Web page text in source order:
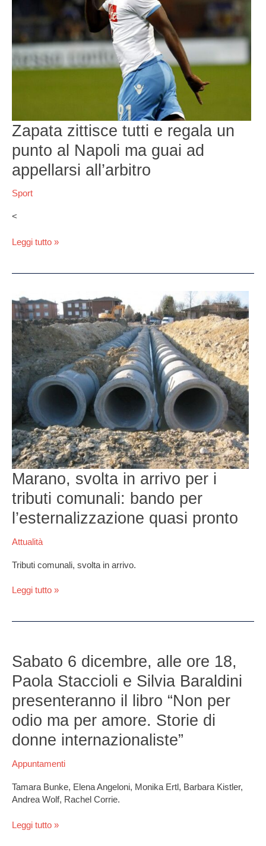
Zapata zittisce tutti e regala un
punto al Napoli ma guai ad
appellarsi all’arbitro
Sport
<
Napoli
guai
Leggi tutto »
Marano, svolta in arrivo per i
tributi comunali: bando per
l’esternalizzazione quasi pronto
Attualità
Tributi comunali, svolta in arrivo.
Marano,
svolta
in
arrivo
per
tributi
comunali:
bando
l’esternalizzazione
quasi
pronto
Leggi tutto »
Sabato 6 dicembre, alle ore 18,
Paola Staccioli e Silvia Baraldini
presenteranno il libro “Non per
odio ma per amore. Storie di
donne internazionaliste”
Appuntamenti
Tamara Bunke, Elena Angeloni, Monika Ertl, Barbara Kistler,
Andrea Wolf, Rachel Corrie.
6
dicembre,
alle
18,
Paola
Staccioli
e
Baraldini
presenteranno
il
“Non
per
Leggi tutto »